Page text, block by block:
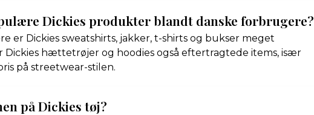
Dickies produkter blandt danske forbrugere?
er Dickies sweatshirts, jakker, t-shirts og bukser meget
hættetrøjer og hoodies også eftertragtede items, især
på streetwear-stilen.
på Dickies tøj?